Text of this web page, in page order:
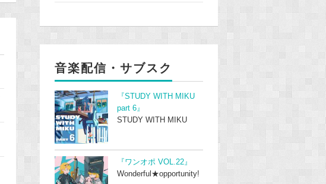
音楽配信・サブスク
『STUDY WITH MIKU
part 6』
STUDY WITH MIKU
『ワンオポ VOL.22』
Wonderful★opportunity!